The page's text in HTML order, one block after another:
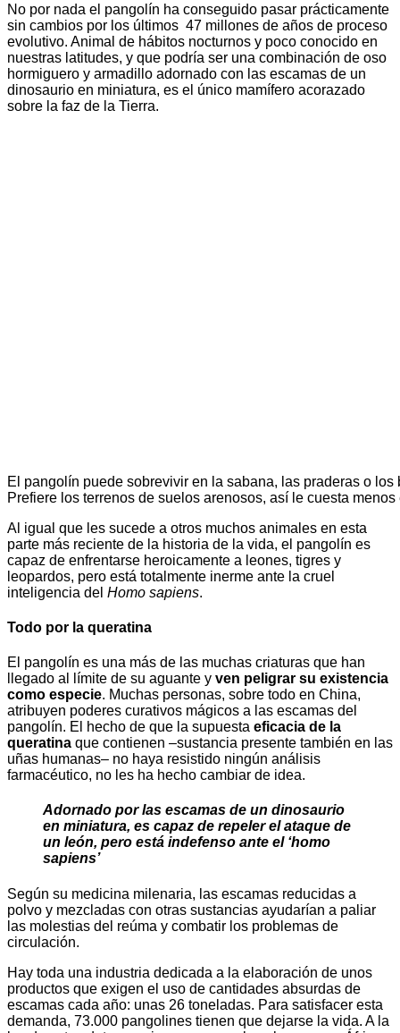
No por nada el pangolín ha conseguido pasar prácticamente
sin cambios por los últimos 47 millones de años de proceso
evolutivo. Animal de hábitos nocturnos y poco conocido en
nuestras latitudes, y que podría ser una combinación de oso
hormiguero y armadillo adornado con las escamas de un
dinosaurio en miniatura, es el único mamífero acorazado
sobre la faz de la Tierra.
El pangolín puede sobrevivir en la sabana, las praderas o los
Prefiere los terrenos de suelos arenosos, así le cuesta menos
Al igual que les sucede a otros muchos animales en esta
parte más reciente de la historia de la vida, el pangolín es
capaz de enfrentarse heroicamente a leones, tigres y
leopardos, pero está totalmente inerme ante la cruel
inteligencia del Homo sapiens.
Todo por la queratina
El pangolín es una más de las muchas criaturas que han
llegado al límite de su aguante y ven peligrar su existencia
como especie. Muchas personas, sobre todo en China,
atribuyen poderes curativos mágicos a las escamas del
pangolín. El hecho de que la supuesta eficacia de la
queratina que contienen –sustancia presente también en las
uñas humanas– no haya resistido ningún análisis
farmacéutico, no les ha hecho cambiar de idea.
Adornado por las escamas de un dinosaurio
en miniatura, es capaz de repeler el ataque de
un león, pero está indefenso ante el ‘homo
sapiens’
Según su medicina milenaria, las escamas reducidas a
polvo y mezcladas con otras sustancias ayudarían a paliar
las molestias del reúma y combatir los problemas de
circulación.
Hay toda una industria dedicada a la elaboración de unos
productos que exigen el uso de cantidades absurdas de
escamas cada año: unas 26 toneladas. Para satisfacer esta
demanda, 73.000 pangolines tienen que dejarse la vida. A la